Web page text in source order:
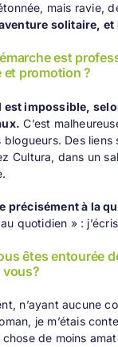
mais ravie,
solitaire, et
est
et promotion ?
est impossible,
C’est
Des
Cultura, dans un
précisément à la
quotidien » :
êtes entourée
vous?
n’ayant aucune
je m’étais
de moins